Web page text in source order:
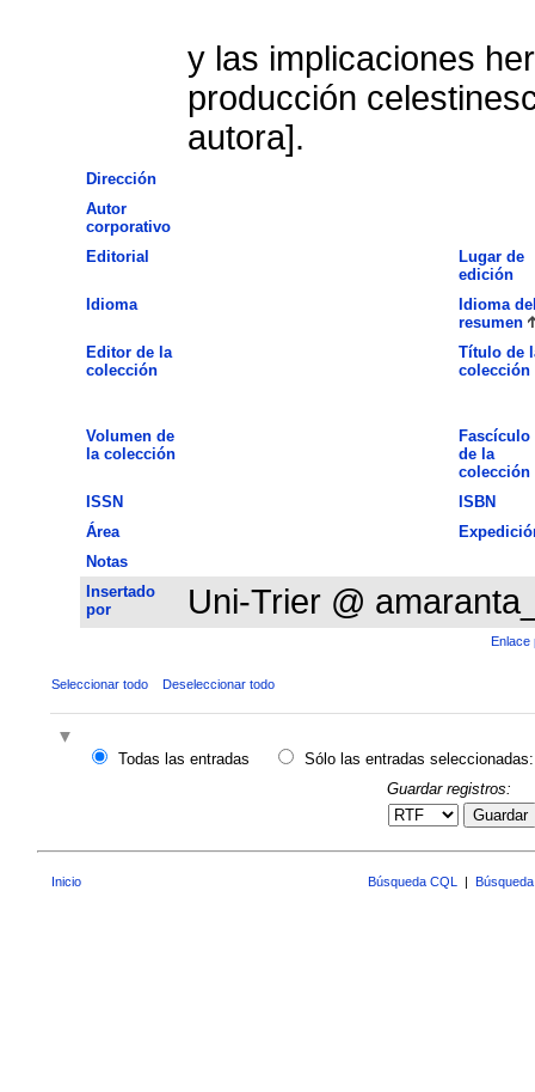
y las implicaciones
producción
autora].
Dirección
Autor
corporativo
Editorial
Lugar de
edición
Idioma
Idioma
resumen
Editor de la
colección
Título de
colección
Volumen de
la colección
Fascículo
de la
colección
ISSN
ISBN
Área
Notas
Insertado
por
Uni-Trier @
Enlace
Seleccionar todo Deseleccionar todo
Todas las entradas
Sólo las entradas seleccionadas:
Guardar registros:
Guardar
Inicio Búsqueda CQL